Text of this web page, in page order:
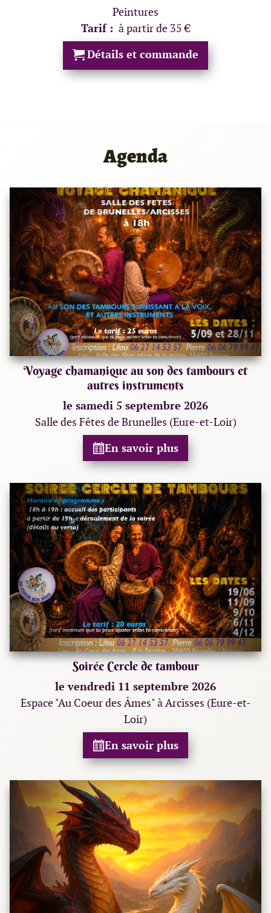
Peintures
Tarif : à partir de 35 €
Détails et commande
Agenda
Voyage chamanique au son des tambours et
autres instruments
le samedi 5 septembre 2026
Salle des Fêtes de Brunelles (Eure-et-Loir)
En savoir plus
Soirée Cercle de tambour
le vendredi 11 septembre 2026
Espace "Au Coeur des Âmes" à Arcisses (Eure-et-
Loir)
En savoir plus